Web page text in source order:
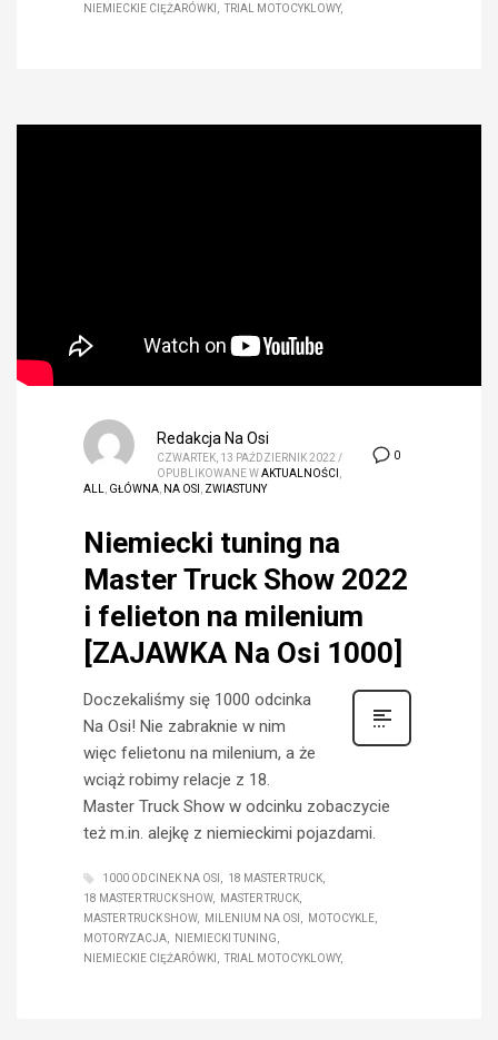
NIEMIECKIE CIĘŻARÓWKI
TRIAL MOTOCYKLOWY
0
Redakcja Na Osi
CZWARTEK, 13 PAŹDZIERNIK 2022 /
OPUBLIKOWANE WAKTUALNOŚCI
ALL
GŁÓWNA NA OSI ZWIASTUNY
Niemiecki tuning na
Master Truck Show 2022
i felieton na milenium
[ZAJAWKA Na Osi 1000]
Doczekaliśmy się 1000 odcinka
Na Osi! Nie zabraknie w nim
więc felietonu na milenium, a że
wciąż robimy relacje z 18.
Master Truck Show w odcinku zobaczycie
też m.in. alejkę z niemieckimi pojazdami.
1000 ODCINEK NA OSI
18 MASTER TRUCK
18 MASTER TRUCK SHOW
MASTER TRUCK
MASTER TRUCK SHOW
MILENIUM NA OSI
MOTOCYKLE
MOTORYZACJA
NIEMIECKI TUNING
NIEMIECKIE CIĘŻARÓWKI
TRIAL MOTOCYKLOWY